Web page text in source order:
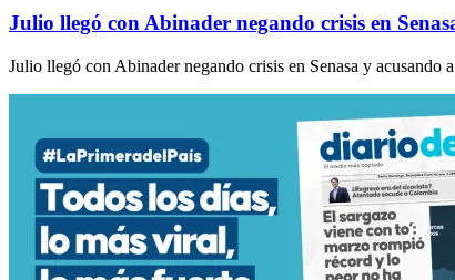
Julio llegó con Abinader negando crisis en
Julio llegó con Abinader negando crisis en Senasa y